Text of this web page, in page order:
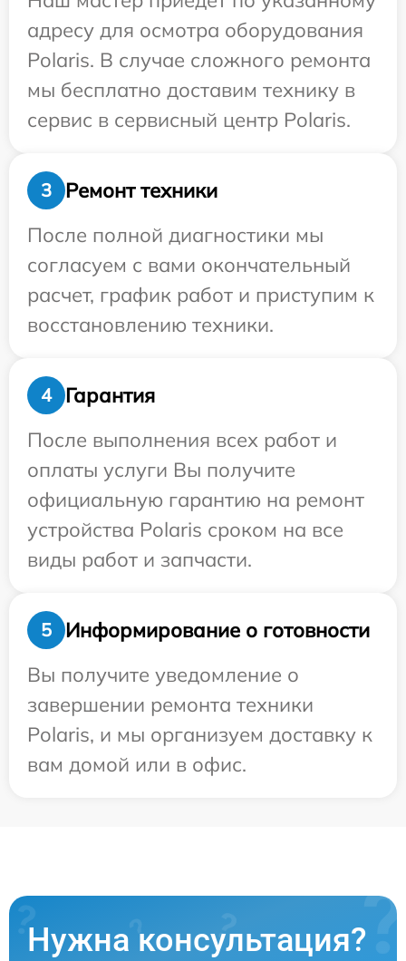
адресу для осмотра оборудования
Polaris. В случае сложного ремонта
мы бесплатно доставим технику в
сервис в сервисный центр Polaris.
3
Ремонт техники
После полной диагностики мы
согласуем с вами окончательный
расчет, график работ и приступим к
восстановлению техники.
4
Гарантия
После выполнения всех работ и
оплаты услуги Вы получите
официальную гарантию на ремонт
устройства Polaris сроком на все
виды работ и запчасти.
5
Информирование о готовности
Вы получите уведомление о
завершении ремонта техники
Polaris, и мы организуем доставку к
вам домой или в офис.
Нужна консультация?